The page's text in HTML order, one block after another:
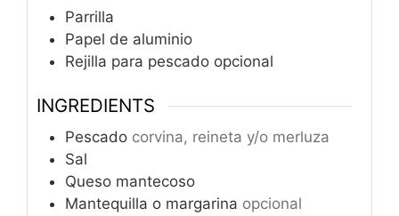
Parrilla
Papel de aluminio
Rejilla para pescado opcional
INGREDIENTS
Pescado corvina, reineta y/o merluza
Sal
Queso mantecoso
Mantequilla o margarina opcional